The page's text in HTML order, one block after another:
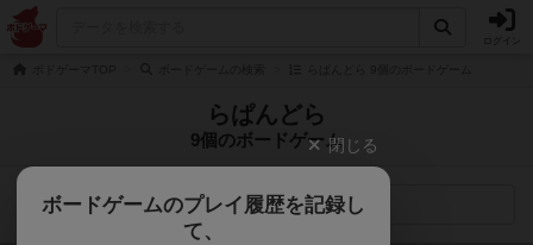
らぱんどら
9個のボードゲーム
検索メニュー
閉じる
ボードゲームのプレイ履歴を記録し
て、